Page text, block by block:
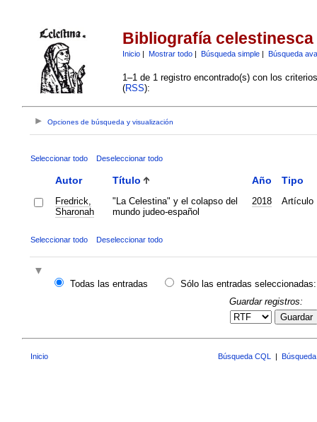
Bibliografía celestinesca
Inicio| Mostrar todo| Búsqueda simple| Búsqueda
1–1 de 1 registro encontrado(s) con los
(RSS):
Opciones de búsqueda y visualización
Seleccionar todo Deseleccionar todo
Autor Título Año Tipo
Fredrick,
Sharonah
"La Celestina" y el colapso del
mundo judeo-español
2018 Artículo
Seleccionar todo Deseleccionar todo
Todas las entradas
Sólo las entradas seleccionadas:
Guardar registros:
Guardar
Inicio Búsqueda CQL